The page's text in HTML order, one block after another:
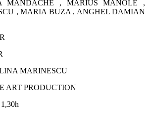
MANDACHE , MARIUS MANOLE ,
, MARIA BUZA , ANGHEL DAMIAN
MARINESCU
ART PRODUCTION